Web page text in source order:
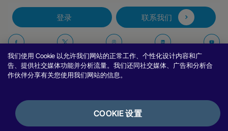
欺诈与风险管理
拒付解决方案
币种管理
对账管理
集成选项
银行服务
独立软件供货商
加密货币平台与兑换
市场
中小企业
数字内容与订阅
视频游戏
合作伙伴见解
公司信息
推荐商户计划
报告安全漏洞
案例研究
博客
新闻室
访谈与网络研讨会
无障碍声明
反现代奴隶制报告（英国）
反现代奴隶制报告（加拿大）
阿根廷信息与政策
巴西信息与政策
举报政策
登录 联系我们
Facebook
上
Twitter
上
Instagram
我
Linkedin
Cookie 政策
使用条款
我们使用 Cookie 以允许我们网站的正常工作、个性化设计内容和广
告、提供社交媒体功能并分析流量。我们还同社交媒体、广告和分析合
作伙伴分享有关您使用我们网站的信息。
COOKIE 设置